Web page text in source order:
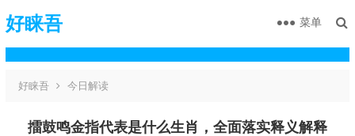
好睐吾 菜单
好睐吾 今日解读
擂鼓鸣金指代表是什么生肖，全面落实释义解释